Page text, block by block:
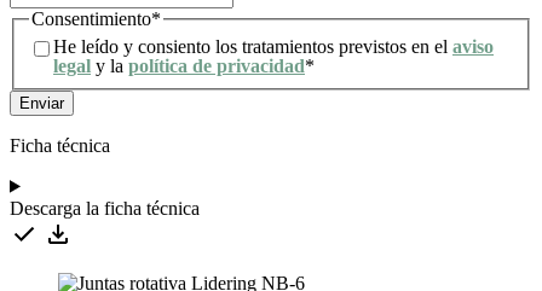
Consentimiento*
He leído y consiento los tratamientos previstos en el aviso
legal y la política de privacidad*
Ficha técnica
Descarga la ficha técnica